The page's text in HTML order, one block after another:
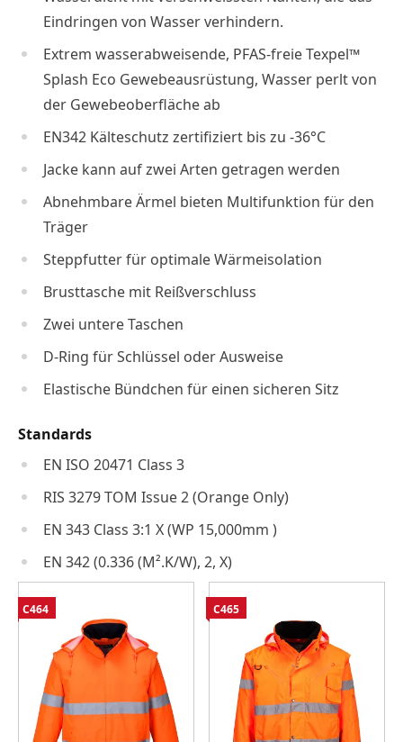
Eindringen von Wasser verhindern.
Extrem wasserabweisende, PFAS-freie Texpel™
Splash Eco Gewebeausrüstung, Wasser perlt von
der Gewebeoberfläche ab
EN342 Kälteschutz zertifiziert bis zu -36°C
Jacke kann auf zwei Arten getragen werden
Abnehmbare Ärmel bieten Multifunktion für den
Träger
Steppfutter für optimale Wärmeisolation
Brusttasche mit Reißverschluss
Zwei untere Taschen
D-Ring für Schlüssel oder Ausweise
Elastische Bündchen für einen sicheren Sitz
Standards
EN ISO 20471 Class 3
RIS 3279 TOM Issue 2 (Orange Only)
EN 343 Class 3:1 X (WP 15,000mm )
EN 342 (0.336 (M².K/W), 2, X)
C464 C465